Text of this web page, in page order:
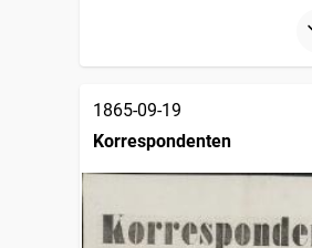
1865-09-19
Korrespondenten